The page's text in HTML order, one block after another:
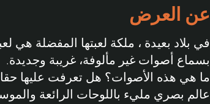
عن العرض
في بلاد بعيدة ، ملكة لعبتها المفضلة هي
بسماع أصوات غير مألوفة، غريبة وجديدة.
ما هي هذه الأصوات؟ هل تعرفت عليها
عالم بصري مليء باللوحات الرائعة